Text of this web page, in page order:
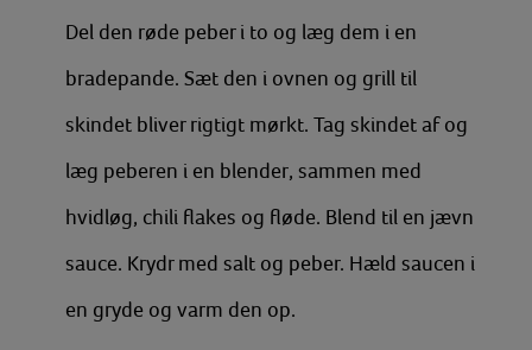
Del den røde peber i to og læg dem i en
bradepande. Sæt den i ovnen og grill til
skindet bliver rigtigt mørkt. Tag skindet af og
læg peberen i en blender, sammen med
hvidløg, chili flakes og fløde. Blend til en jævn
sauce. Krydr med salt og peber. Hæld saucen i
en gryde og varm den op.